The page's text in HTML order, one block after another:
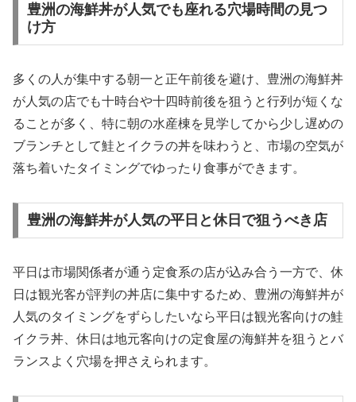
豊洲の海鮮丼が人気でも座れる穴場時間の見つ
け方
多くの人が集中する朝一と正午前後を避け、豊洲の海鮮丼
が人気の店でも十時台や十四時前後を狙うと行列が短くな
ることが多く、特に朝の水産棟を見学してから少し遅めの
ブランチとして鮭とイクラの丼を味わうと、市場の空気が
落ち着いたタイミングでゆったり食事ができます。
豊洲の海鮮丼が人気の平日と休日で狙うべき店
平日は市場関係者が通う定食系の店が込み合う一方で、休
日は観光客が評判の丼店に集中するため、豊洲の海鮮丼が
人気のタイミングをずらしたいなら平日は観光客向けの鮭
イクラ丼、休日は地元客向けの定食屋の海鮮丼を狙うとバ
ランスよく穴場を押さえられます。